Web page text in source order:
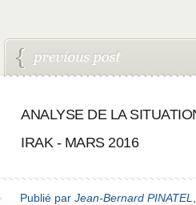
ANALYSE DE LA
IRAK - MARS 2016
Publié par Jean-Bernard PINATEL